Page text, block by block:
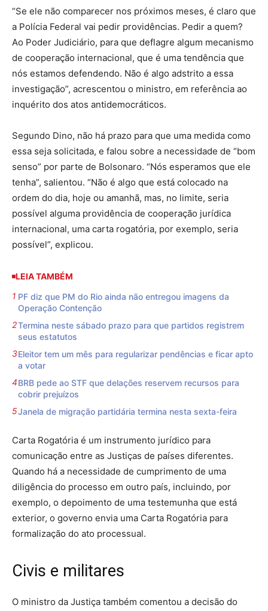
“Se ele não comparecer nos próximos meses, é claro que
a Polícia Federal vai pedir providências. Pedir a quem?
Ao Poder Judiciário, para que deflagre algum mecanismo
de cooperação internacional, que é uma tendência que
nós estamos defendendo. Não é algo adstrito a essa
investigação”, acrescentou o ministro, em referência ao
inquérito dos atos antidemocráticos.
Segundo Dino, não há prazo para que uma medida como
essa seja solicitada, e falou sobre a necessidade de “bom
senso” por parte de Bolsonaro. “Nós esperamos que ele
tenha”, salientou. “Não é algo que está colocado na
ordem do dia, hoje ou amanhã, mas, no limite, seria
possível alguma providência de cooperação jurídica
internacional, uma carta rogatória, por exemplo, seria
possível”, explicou.
LEIA TAMBÉM
PF diz que PM do Rio ainda não entregou imagens da
Operação Contenção
Termina neste sábado prazo para que partidos registrem
seus estatutos
Eleitor tem um mês para regularizar pendências e ficar apto
a votar
BRB pede ao STF que delações reservem recursos para
cobrir prejuízos
Janela de migração partidária termina nesta sexta-feira
Carta Rogatória é um instrumento jurídico para
comunicação entre as Justiças de países diferentes.
Quando há a necessidade de cumprimento de uma
diligência do processo em outro país, incluindo, por
exemplo, o depoimento de uma testemunha que está
exterior, o governo envia uma Carta Rogatória para
formalização do ato processual.
Civis e militares
O ministro da Justiça também comentou a decisão do